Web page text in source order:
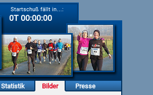
Startschuß fällt in…:
0T 00:00:00
Statistik Bilder Presse